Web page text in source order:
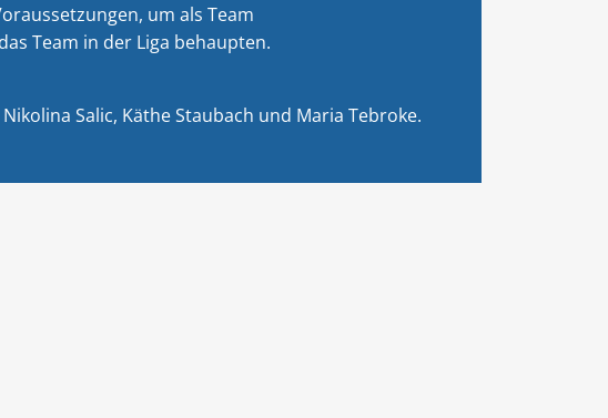
um als Team
Team in der Liga behaupten.
Salic, Käthe Staubach und Maria Tebroke.